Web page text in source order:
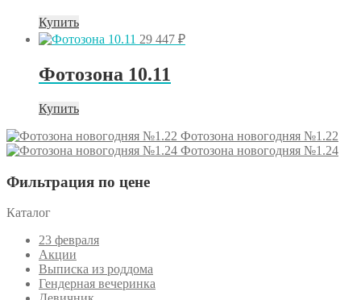
Купить
29 447 ₽
Фотозона 10.11
Купить
Фотозона новогодняя №1.22
Фотозона новогодняя №1.24
Фильтрация по цене
Каталог
23 февраля
Акции
Выписка из роддома
Гендерная вечеринка